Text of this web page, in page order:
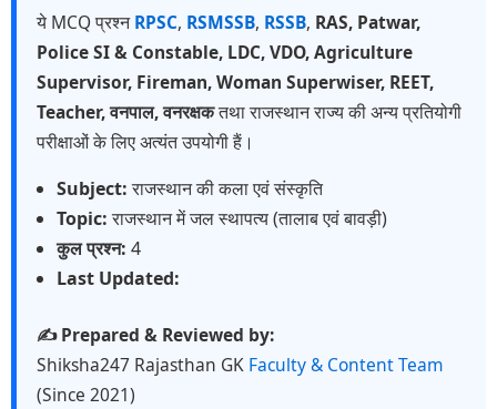
ये MCQ प्रश्नRPSC, RSMSSB, RSSB, RAS, Patwar,
Police SI & Constable, LDC, VDO, Agriculture
Supervisor, Fireman, Woman Superwiser, REET,
Teacher, वनपाल, वनरक्षकतथा राजस्थान राज्य की अन्य प्रतियोगी
परीक्षाओं के लिए अत्यंत उपयोगी हैं।
Subject:राजस्थान की कला एवं संस्कृति
Topic:राजस्थान में जल स्थापत्य (तालाब एवं बावड़ी)
कुल प्रश्न: 4
Last Updated:
✍️ Prepared & Reviewed by:
Shiksha247 Rajasthan GK Faculty & Content Team
(Since 2021)